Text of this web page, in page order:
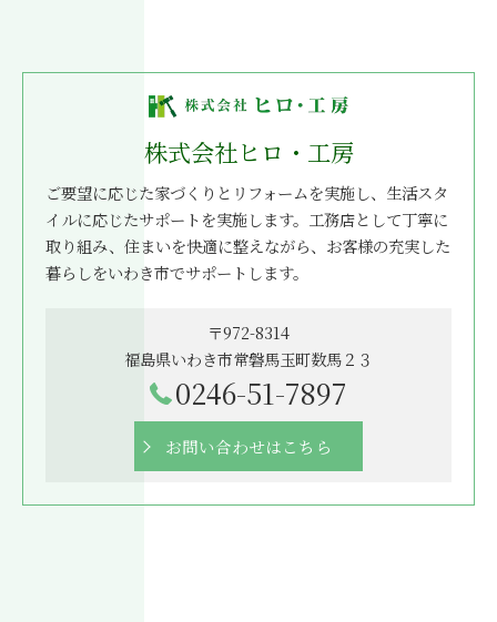
株式会社ヒロ・工房
ご要望に応じた家づくりとリフォームを実施し、生活スタ
イルに応じたサポートを実施します。工務店として丁寧に
取り組み、住まいを快適に整えながら、お客様の充実した
暮らしをいわき市でサポートします。
〒972-8314
福島県いわき市常磐馬玉町数馬２３
0246-51-7897
お問い合わせはこちら